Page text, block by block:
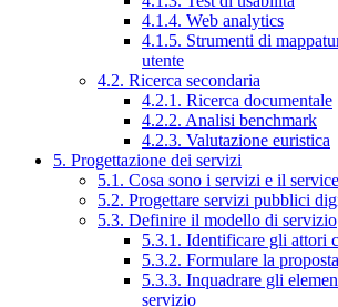
4.1.4. Web analytics
4.1.5. Strumenti di
utente
4.2. Ricerca secondaria
4.2.1. Ricerca documentale
4.2.2. Analisi benchmark
4.2.3. Valutazione euristica
5. Progettazione dei servizi
5.1. Cosa sono i servizi e il
5.2. Progettare servizi pubblici
5.3. Definire il modello di servizio
5.3.1. Identificare gli attori
5.3.2. Formulare la
5.3.3. Inquadrare gli
servizio